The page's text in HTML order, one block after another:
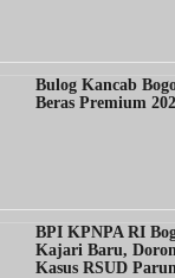
Bulog Kancab
Beras Premium
BPI KPNPA RI
Kajari Baru,
Kasus RSUD